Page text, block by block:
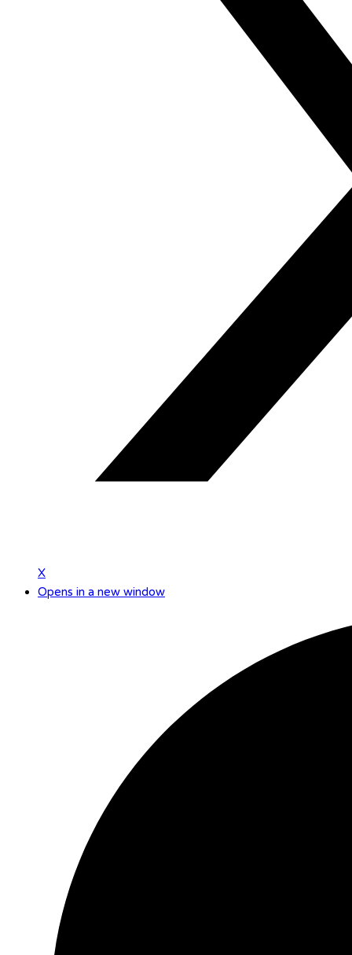
X
Opens in a new window